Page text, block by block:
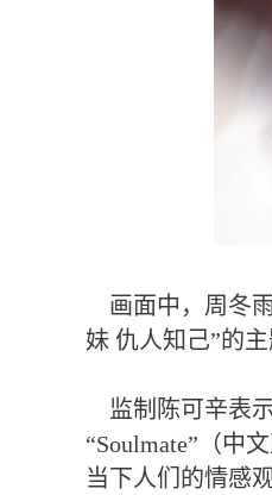
画面中，周冬
妹 仇人知己”的
监制陈可辛表
“Soulmate”（中
当下人们的情感